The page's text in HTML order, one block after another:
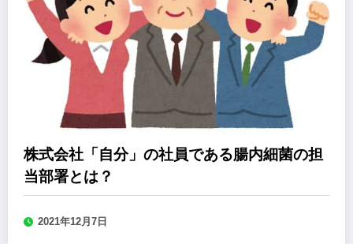
株式会社「自分」の社員である腸内細菌の担
当部署とは？
2021年12月7日